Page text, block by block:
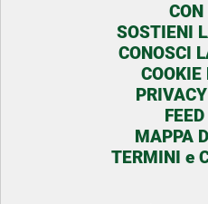
CON
SOSTIENI
CONOSCI
COOKIE
MAPPA
TERMINI e